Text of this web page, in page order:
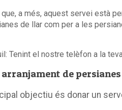
a més, aquest servei està
de llar com per a les
Tenint el nostre telèfon a la
de
objectiu és donar un